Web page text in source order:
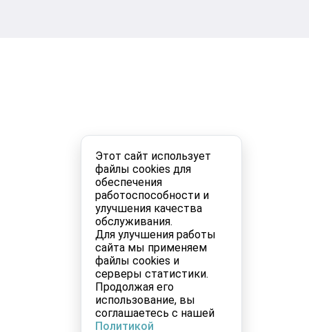
Этот сайт использует
файлы cookies для
обеспечения
работоспособности и
улучшения качества
обслуживания.
Для улучшения работы
сайта мы применяем
файлы cookies и
серверы статистики.
Продолжая его
использование, вы
соглашаетесь с нашей
Политикой